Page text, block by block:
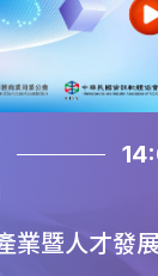
業暨人才發